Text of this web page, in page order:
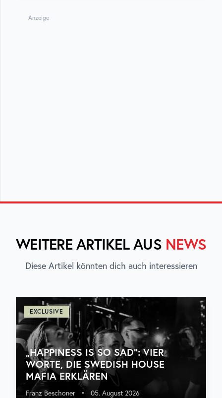
Anzeige
WEITERE ARTIKEL AUS NEWS
Diese Artikel könnten dich auch interessieren
EXCLUSIVE
„HAPPINESS IS SO SAD“: VIER
WORTE, DIE SWEDISH HOUSE
MAFIA ERKLÄREN
Franz Beschoner • 05. August 2026